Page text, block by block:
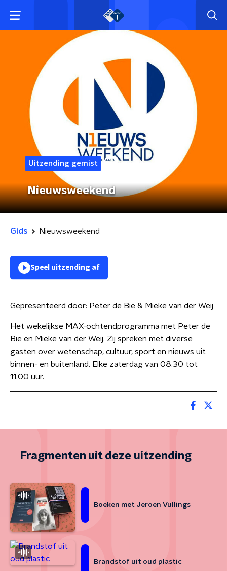
Uitzending gemist
Nieuwsweekend
Gids Nieuwsweekend
Speel uitzending af
Gepresenteerd door: Peter de Bie & Mieke van der Weij
Het wekelijkse MAX-ochtendprogramma met Peter de
Bie en Mieke van der Weij. Zij spreken met diverse
gasten over wetenschap, cultuur, sport en nieuws uit
binnen- en buitenland. Elke zaterdag van 08.30 tot
11.00 uur.
Fragmenten uit deze uitzending
Boeken met Jeroen Vullings
Brandstof uit oud plastic